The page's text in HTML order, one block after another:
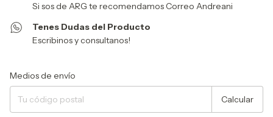
Si sos de ARG te recomendamos Correo Andreani
Tenes Dudas del Producto
Escribinos y consultanos!
Entregas para el CP:
Medios de envío
Calcular